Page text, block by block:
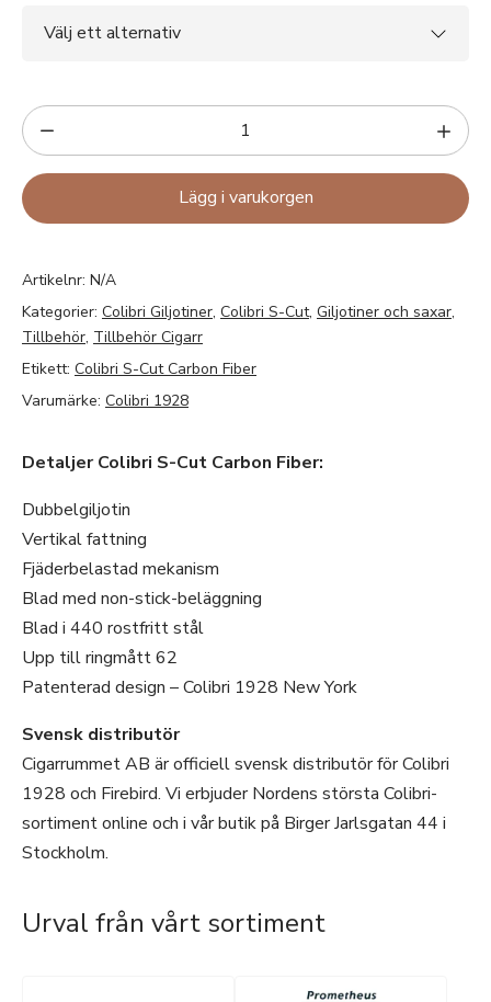
Lägg i varukorgen
Artikelnr: N/A
Kategorier: Colibri Giljotiner, Colibri S-Cut, Giljotiner och saxar,
Tillbehör, Tillbehör Cigarr
Etikett: Colibri S-Cut Carbon Fiber
Varumärke: Colibri 1928
Detaljer Colibri S-Cut Carbon Fiber:
Dubbelgiljotin
Vertikal fattning
Fjäderbelastad mekanism
Blad med non-stick-beläggning
Blad i 440 rostfritt stål
Upp till ringmått 62
Patenterad design – Colibri 1928 New York
Svensk distributör
Cigarrummet AB är officiell svensk distributör för Colibri
1928 och Firebird. Vi erbjuder Nordens största Colibri-
sortiment online och i vår butik på Birger Jarlsgatan 44 i
Stockholm.
Urval från vårt sortiment